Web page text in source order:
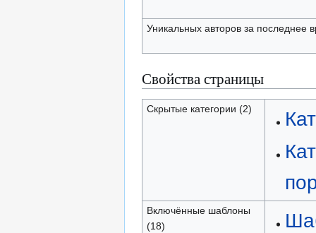
Уникальных авторов за последнее
Свойства страницы
Скрытые категории (2)
Включённые шаблоны
(18)